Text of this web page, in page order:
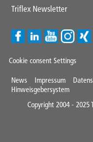
Triflex Newsletter
Cookie consent Settings
Mini
Footer
News Impressum
Hinweisgebersystem
Copyright 2004 - 2025